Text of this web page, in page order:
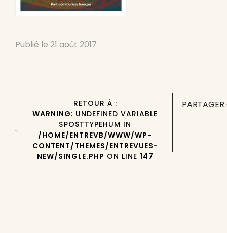
Publié le 21 août 2017
RETOUR À :
WARNING: UNDEFINED VARIABLE
$POSTTYPEHUM IN
/HOME/ENTREVB/WWW/WP-
CONTENT/THEMES/ENTREVUES-
NEW/SINGLE.PHP ON LINE 147